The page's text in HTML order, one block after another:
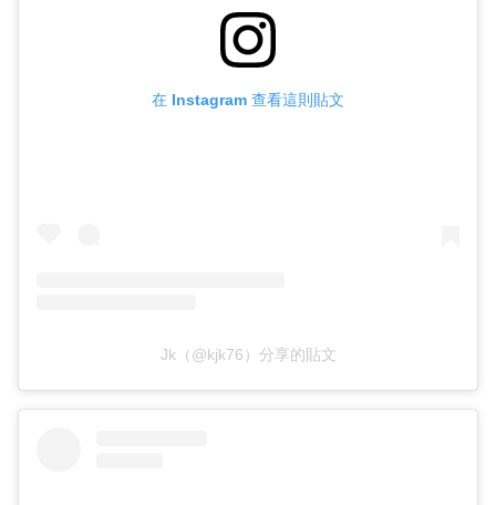
在 Instagram 查看這則貼文
Jk（@kjk76）分享的貼文